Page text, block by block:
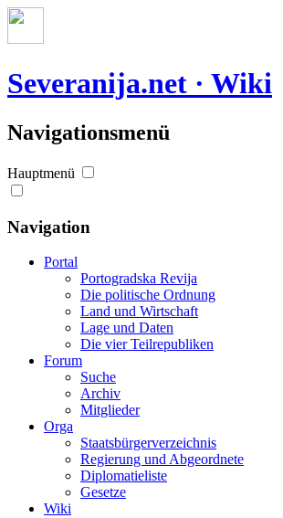
Severanija.net · Wiki
Navigationsmenü
Hauptmenü
Navigation
Portal
Portogradska Revija
Die politische Ordnung
Land und Wirtschaft
Lage und Daten
Die vier Teilrepubliken
Forum
Suche
Archiv
Mitglieder
Orga
Staatsbürgerverzeichnis
Regierung und Abgeordnete
Diplomatieliste
Gesetze
Wiki